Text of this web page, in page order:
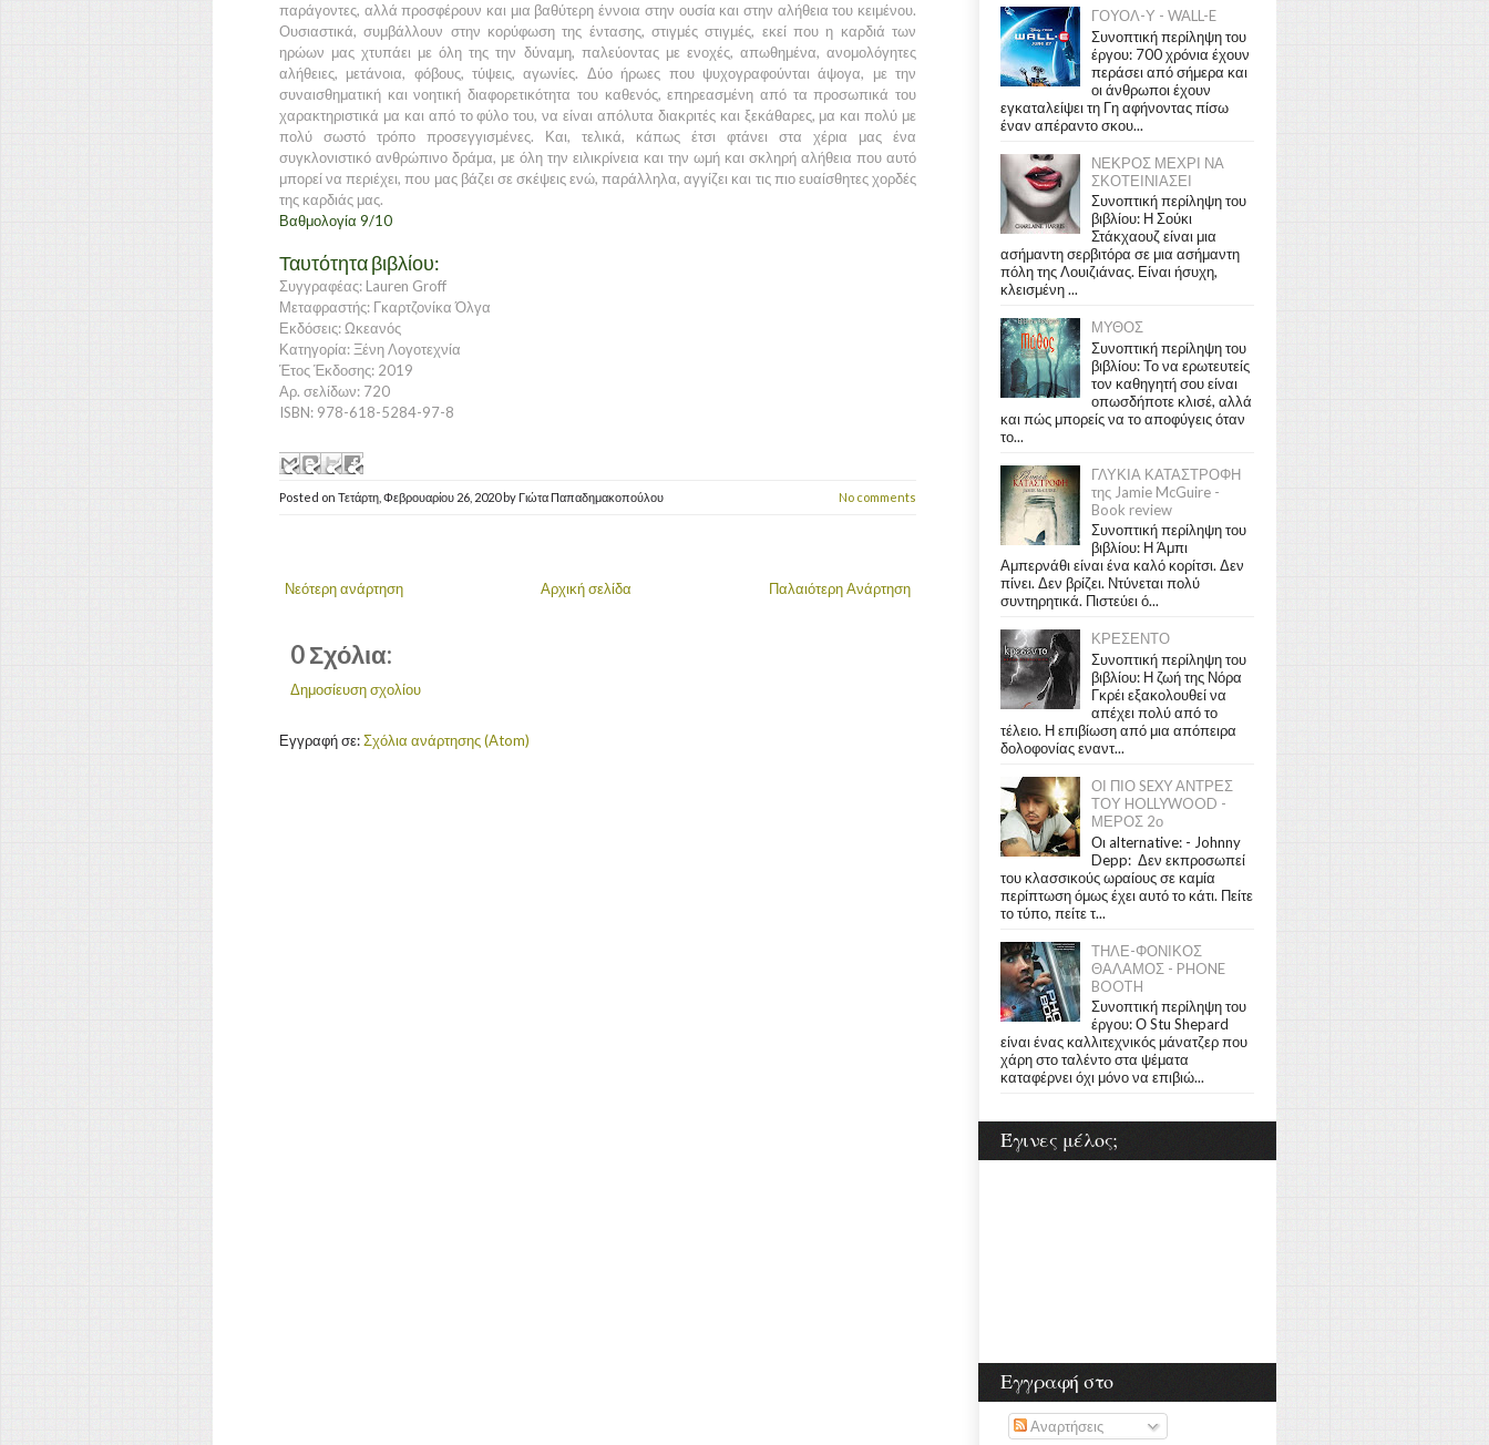
παράγοντες, αλλά προσφέρουν και μια βαθύτερη έννοια στην ουσία και στην αλήθεια του κειμένου.
Ουσιαστικά, συμβάλλουν στην κορύφωση της έντασης, στιγμές στιγμές, εκεί που η καρδιά των
ηρώων μας χτυπάει με όλη της την δύναμη, παλεύοντας με ενοχές, απωθημένα, ανομολόγητες
αλήθειες, μετάνοια, φόβους, τύψεις, αγωνίες. Δύο ήρωες που ψυχογραφούνται άψογα, με την
συναισθηματική και νοητική διαφορετικότητα του καθενός, επηρεασμένη από τα προσωπικά του
χαρακτηριστικά μα και από το φύλο του, να είναι απόλυτα διακριτές και ξεκάθαρες, μα και πολύ με
πολύ σωστό τρόπο προσεγγισμένες. Και, τελικά, κάπως έτσι φτάνει στα χέρια μας ένα
συγκλονιστικό ανθρώπινο δράμα, με όλη την ειλικρίνεια και την ωμή και σκληρή αλήθεια που αυτό
μπορεί να περιέχει, που μας βάζει σε σκέψεις ενώ, παράλληλα, αγγίζει και τις πιο ευαίσθητες χορδές
της καρδιάς μας.
Βαθμολογία 9/10
Ταυτότητα βιβλίου:
Συγγραφέας: Lauren Groff
Μεταφραστής: Γκαρτζονίκα Όλγα
Εκδόσεις: Ωκεανός
Κατηγορία: Ξένη Λογοτεχνία
Έτος Έκδοσης: 2019
Αρ. σελίδων: 720
ISBN: 978-618-5284-97-8
Posted on Τετάρτη, Φεβρουαρίου 26, 2020by Γιώτα Παπαδημακοπούλου No comments
Νεότερη ανάρτηση Παλαιότερη Ανάρτηση
Αρχική σελίδα
0 Σχόλια:
Δημοσίευση σχολίου
Εγγραφή σε:Σχόλια ανάρτησης (Atom)
ΓΟΥΟΛ-Υ - WALL-E
Συνοπτική περίληψη του
έργου: 700 χρόνια έχουν
περάσει από σήμερα και
οι άνθρωποι έχουν
εγκαταλείψει τη Γη αφήνοντας πίσω
έναν απέραντο σκου...
ΝΕΚΡΟΣ ΜΕΧΡΙ ΝΑ
ΣΚΟΤΕΙΝΙΑΣΕΙ
Συνοπτική περίληψη του
βιβλίου: Η Σούκι
Στάκχαουζ είναι μια
ασήμαντη σερβιτόρα σε μια ασήμαντη
πόλη της Λουιζιάνας. Είναι ήσυχη,
κλεισμένη ...
ΜΥΘΟΣ
Συνοπτική περίληψη του
βιβλίου: Το να ερωτευτείς
τον καθηγητή σου είναι
οπωσδήποτε κλισέ, αλλά
και πώς μπορείς να το αποφύγεις όταν
το...
ΓΛΥΚΙΑ ΚΑΤΑΣΤΡΟΦΗ
της Jamie McGuire -
Book review
Συνοπτική περίληψη του
βιβλίου: Η Άμπι
Αμπερνάθι είναι ένα καλό κορίτσι. Δεν
πίνει. Δεν βρίζει. Ντύνεται πολύ
συντηρητικά. Πιστεύει ό...
ΚΡΕΣΕΝΤΟ
Συνοπτική περίληψη του
βιβλίου: Η ζωή της Νόρα
Γκρέι εξακολουθεί να
απέχει πολύ από το
τέλειο. Η επιβίωση από μια απόπειρα
δολοφονίας εναντ...
ΟΙ ΠΙΟ SEXY ΑΝΤΡΕΣ
ΤΟΥ HOLLYWOOD -
ΜΕΡΟΣ 2ο
Οι alternative: - Johnny
Depp: Δεν εκπροσωπεί
του κλασσικούς ωραίους σε καμία
περίπτωση όμως έχει αυτό το κάτι. Πείτε
το τύπο, πείτε τ...
ΤΗΛΕ-ΦΟΝΙΚΟΣ
ΘΑΛΑΜΟΣ - PHONE
BOOTH
Συνοπτική περίληψη του
έργου: Ο Stu Shepard
είναι ένας καλλιτεχνικός μάνατζερ που
χάρη στο ταλέντο στα ψέματα
καταφέρνει όχι μόνο να επιβιώ...
Έγινες μέλος;
Εγγραφή στο
Αναρτήσεις